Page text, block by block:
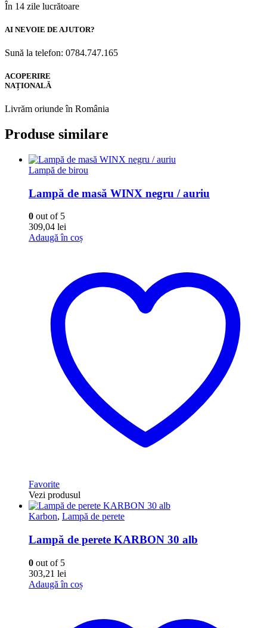
În 14 zile lucrătoare
AI NEVOIE DE AJUTOR?
Sună la telefon: 0784.747.165
ACOPERIRE
NAȚIONALĂ
Livrăm oriunde în România
Produse similare
Lampă de birou
Lampă de masă WINX negru / auriu
0 out of 5
309,04 lei
Adaugă în coș
Favorite
Vezi produsul
Karbon, Lampă de perete
Lampă de perete KARBON 30 alb
0 out of 5
303,21 lei
Adaugă în coș